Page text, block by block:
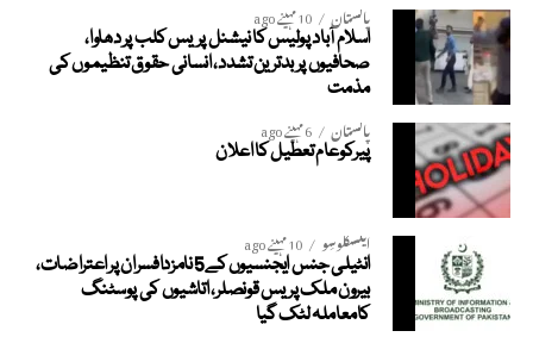
پاکستان 10 مہینے ago
اسلام آباد پولیس کا نیشنل پریس کلب پر دھاوا،
صحافیوں پر بدترین تشدد، انسانی حقوق تنظیموں کی
مذمت
پاکستان 6 مہینے ago
پیرکوعام تعطیل کا اعلان
ایکسکلوسِو 10 مہینے ago
انٹیلی جنس ایجنسیوں کے5 نامزدافسران پر اعتراضات،
بیرون ملک پریس قونصلر، اتاشیوں کی پوسٹنگ
کامعاملہ لٹک گیا